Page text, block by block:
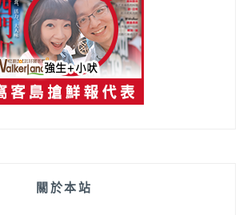
關於本站